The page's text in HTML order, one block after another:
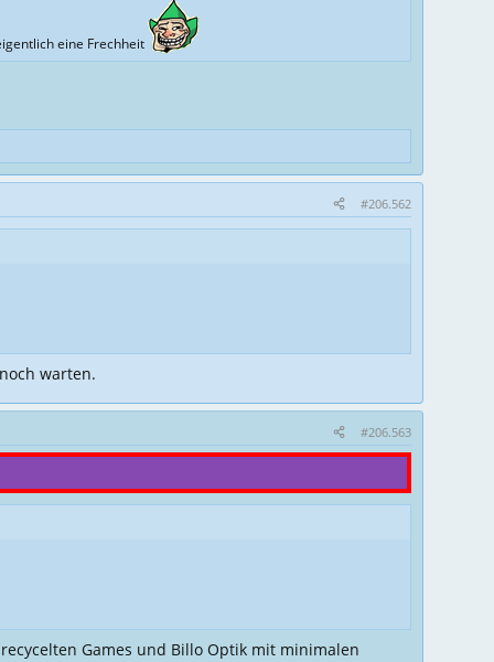
eine Frechheit
#206.562
warten.
#206.563
Games und Billo Optik mit minimalen